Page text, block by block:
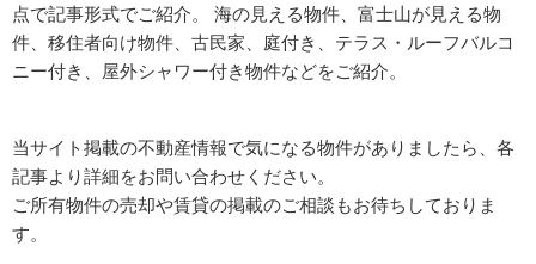
点で記事形式でご紹介。 海の見える物件、富士山が見える物
件、移住者向け物件、古民家、庭付き、テラス・ルーフバルコ
ニー付き、屋外シャワー付き物件などをご紹介。
当サイト掲載の不動産情報で気になる物件がありましたら、各
記事より詳細をお問い合わせください。
ご所有物件の売却や賃貸の掲載のご相談もお待ちしておりま
す。